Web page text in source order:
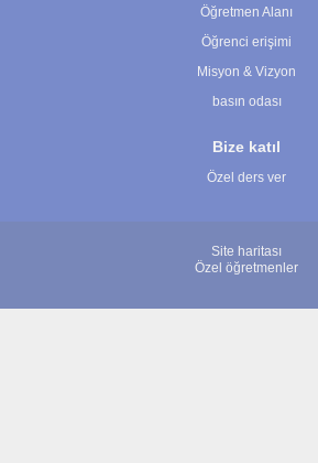
Öğretmen Alanı
Öğrenci erişimi
Misyon & Vizyon
basın odası
Bize katıl
Özel ders ver
Site haritası
Özel öğretmenler